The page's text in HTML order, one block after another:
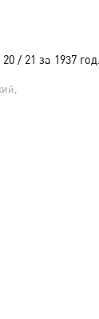
/ 21 за 1937 год.